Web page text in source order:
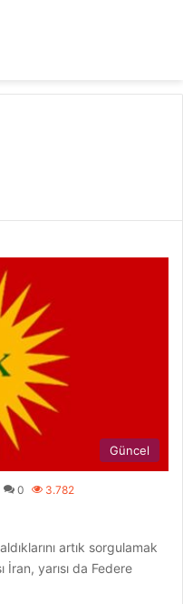
Güncel
0 3.782
artık sorgulamak
İran, yarısı da Federe